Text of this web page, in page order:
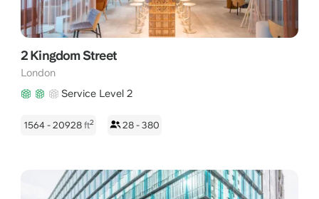
2 Kingdom Street
London
Service Level 2
1564 - 20928 ft2 28 - 380